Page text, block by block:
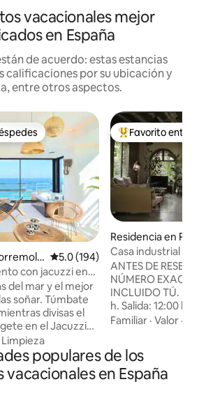
vacacionales mejor
en España
de acuerdo: estas estancias
calificaciones por su ubicación y
entre otros aspectos.
entre huéspedes
Calificación promedio: 5.0 de
5.0 (194)
con jacuzzi en
del mar y el mejor
soñar. Túmbate
divisas el
en el Jacuzzi
tomas una copa
está pensado
relajantes en
encanto. El
Limpieza
De los mejores
Favorito entre
Residencia en
Casa industrial
ANTES DE
NÚMERO
INCLUIDO TÚ. Registro de llegada: 15:00
h. Salida: 12:00 h. IMPORTANTE:
PROHIBIDO HACER
PELÍCULAS,
YOUTUBE,
GRABACIONES
Familiar ·Valor ·
populares de los
vacacionales en España